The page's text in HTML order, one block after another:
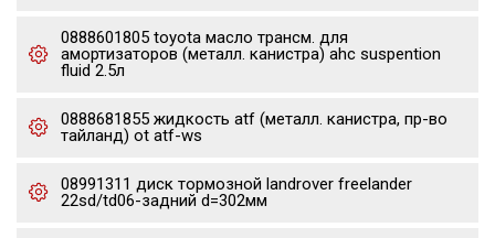
0888601805 toyota масло трансм. для
амортизаторов (металл. канистра) ahc suspention
fluid 2.5л
0888681855 жидкость atf (металл. канистра, пр-во
тайланд) ot atf-ws
08991311 диск тормозной landrover freelander
22sd/td06-задний d=302мм